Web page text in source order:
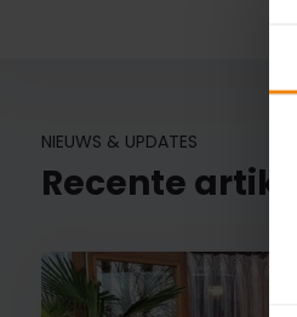
NIEUWS & UPDATES
Recente